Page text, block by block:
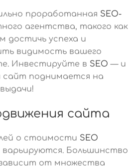
проработанная SEO-
агентства, такого как
достичь успеха и
видимость вашего
Инвестируйте в SEO — и
сайт поднимается на
сайта
о стоимости SEO
варьируются. Большинство
от множества